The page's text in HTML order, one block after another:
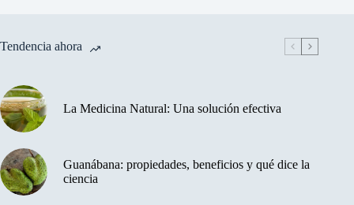
Tendencia ahora
La Medicina Natural: Una solución efectiva
Guanábana: propiedades, beneficios y qué dice la
ciencia